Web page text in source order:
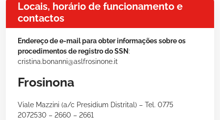
Locais, horário de funcionamento e
contactos
Endereço de e-mail para obter informações sobre os
procedimentos de registro do SSN :
cristina.bonanni@aslfrosinone.it
Frosinona
Viale Mazzini (a/c Presidium Distrital) – Tel. 0775
2072530 – 2660 – 2661